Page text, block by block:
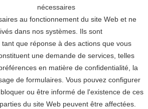
nécessaires
au fonctionnement du site Web et ne
dans nos systèmes. Ils sont
que réponse à des actions que vous
une demande de services, telles
en matière de confidentialité, la
de formulaires. Vous pouvez configurer
ou être informé de l'existence de ces
du site Web peuvent être affectées.